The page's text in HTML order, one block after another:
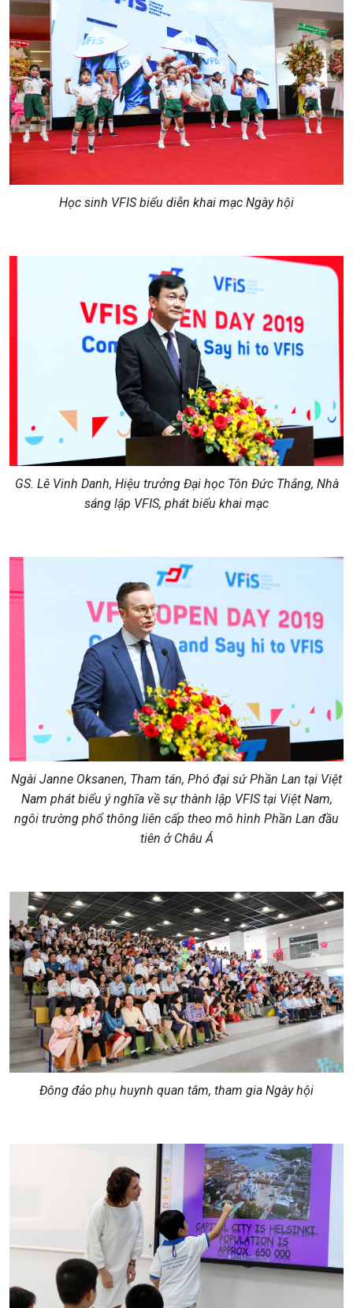
Học sinh VFIS biểu diễn khai mạc Ngày hội
GS. Lê Vinh Danh, Hiệu trưởng Đại học Tôn Đức Thắng, Nhà
sáng lập VFIS, phát biểu khai mạc
Ngài Janne Oksanen, Tham tán, Phó đại sứ Phần Lan tại Việt
Nam phát biểu ý nghĩa về sự thành lập VFIS tại Việt Nam,
ngôi trường phổ thông liên cấp theo mô hình Phần Lan đầu
tiên ở Châu Á
Đông đảo phụ huynh quan tâm, tham gia Ngày hội